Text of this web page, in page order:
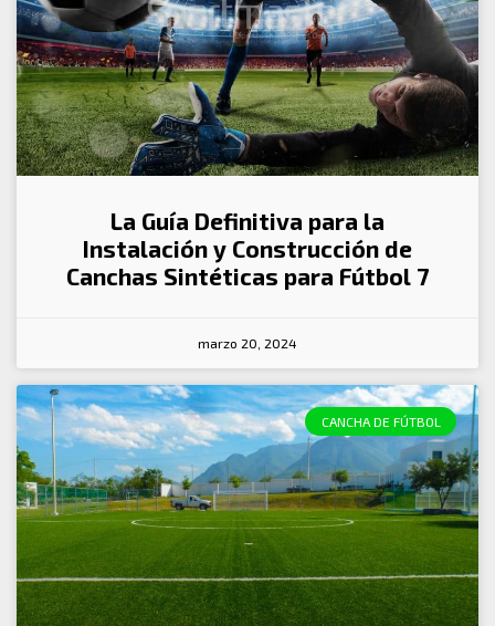
La Guía Definitiva para la
Instalación y Construcción de
Canchas Sintéticas para Fútbol 7
marzo 20, 2024
CANCHA DE FÚTBOL